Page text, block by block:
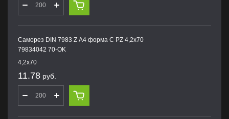
Саморез DIN 7983 Z А4 форма С PZ 4,2х70
79834042 70-OK
4,2х70
11.78 руб.